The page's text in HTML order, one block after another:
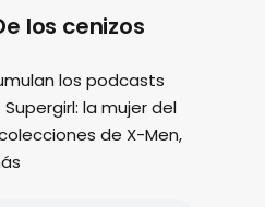
los cenizos
los podcasts
la mujer del
de X-Men,